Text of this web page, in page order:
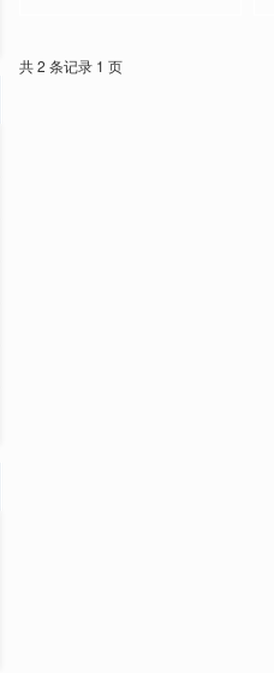
共 2 条记录 1 页